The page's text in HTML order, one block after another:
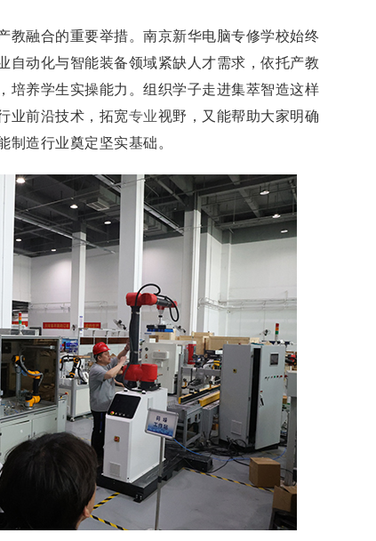
教融合的重要举措。南京新华电脑专修学校始终
自动化与智能装备领域紧缺人才需求，依托产教
培养学生实操能力。组织学子走进集萃智造这样
业前沿技术，拓宽专业视野，又能帮助大家明确
制造行业奠定坚实基础。